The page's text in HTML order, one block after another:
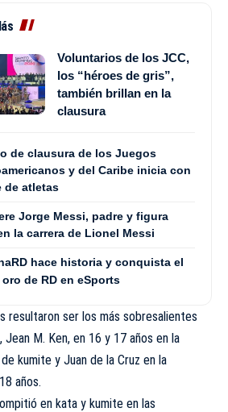
Voluntarios de los JCC,
los “héroes de gris”,
también brillan en la
clausura
de clausura de los Juegos
y del Caribe inicia con
de atletas
Jorge Messi, padre y figura
la carrera de Lionel Messi
hace historia y conquista el
oro de RD en eSports
resultaron ser los más sobresalientes
M. Ken, en 16 y 17 años en la
kumite y Juan de la Cruz en la
años.
en kata y kumite en las